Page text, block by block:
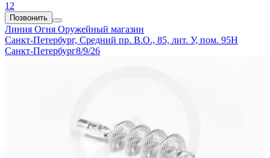
12
Позвонить
Линия Огня Оружейный магазин
Санкт-Петербург, Средний пр. В.О., 85, лит. У, пом. 95Н
Санкт-Петербург8/9/26